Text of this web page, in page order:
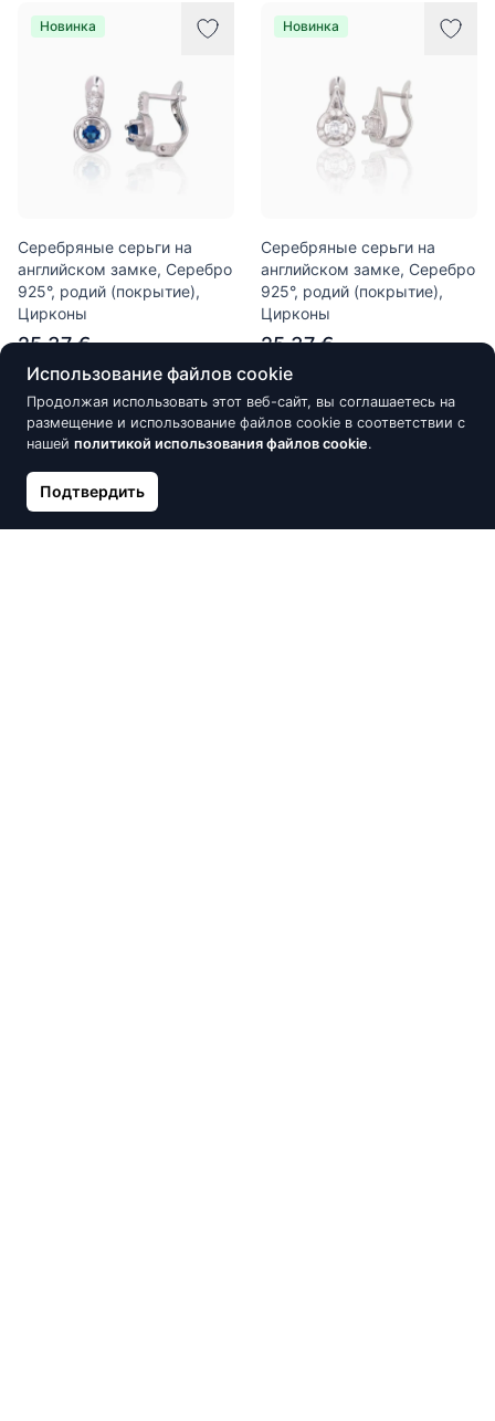
Новинка
Серебряные серьги на
английском замке, Серебро
925°, родий (покрытие),
Цирконы
25.37 €
Новинка
Серебряные серьги на
английском замке, Серебро
925°, родий (покрытие),
Цирконы
25.37 €
Новинка Новинка
Использование файлов cookie
Продолжая использовать этот веб-сайт, вы соглашаетесь на
размещение и использование файлов cookie в соответствии с
нашей политикой использования файлов cookie.
Подтвердить